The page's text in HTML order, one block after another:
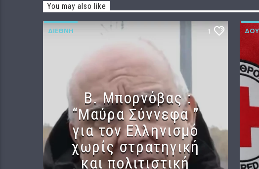
You may also like
ΔΙΕΘΝΉ 1
B. Μπορνόβας :
“Μαύρα Σύννεφα ”
για τον Ελληνισμό
χωρίς στρατηγική
και πολιτιστική